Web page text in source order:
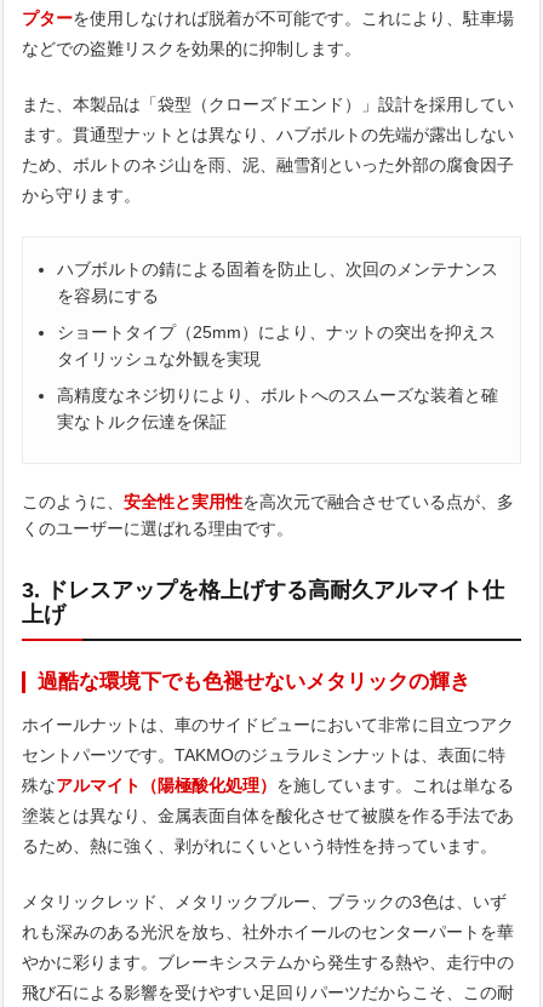
プターを使用しなければ脱着が不可能です。これにより、駐車場
などでの盗難リスクを効果的に抑制します。
また、本製品は「袋型（クローズドエンド）」設計を採用してい
ます。貫通型ナットとは異なり、ハブボルトの先端が露出しない
ため、ボルトのネジ山を雨、泥、融雪剤といった外部の腐食因子
から守ります。
ハブボルトの錆による固着を防止し、次回のメンテナンス
を容易にする
ショートタイプ（25mm）により、ナットの突出を抑えス
タイリッシュな外観を実現
高精度なネジ切りにより、ボルトへのスムーズな装着と確
実なトルク伝達を保証
このように、 安全性と実用性を高次元で融合させている点が、多
くのユーザーに選ばれる理由です。
3. ドレスアップを格上げする高耐久アルマイト仕
上げ
過酷な環境下でも色褪せないメタリックの輝き
ホイールナットは、車のサイドビューにおいて非常に目立つアク
セントパーツです。TAKMOのジュラルミンナットは、表面に特
殊なアルマイト（陽極酸化処理） を施しています。これは単なる
塗装とは異なり、金属表面自体を酸化させて被膜を作る手法であ
るため、熱に強く、剥がれにくいという特性を持っています。
メタリックレッド、メタリックブルー、ブラックの3色は、いず
れも深みのある光沢を放ち、社外ホイールのセンターパートを華
やかに彩ります。ブレーキシステムから発生する熱や、走行中の
飛び石による影響を受けやすい足回りパーツだからこそ、この耐